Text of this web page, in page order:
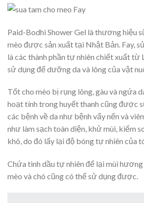
Paid-Bodhi Shower Gel là thương hiệu
mèo được sản xuất tại Nhật Bản. Fay,
là các thành phần tự nhiên chiết xuất từ
sử dụng để dưỡng da và lông của vật
Tốt cho mèo bị rụng lông, gàu và ngứa
hoạt tính trong huyết thanh cũng được
các bệnh về da như bệnh vẩy nến và
như làm sạch toàn diện, khử mùi, kiểm
khô, do đó lấy lại độ bóng tự nhiên của
Chứa tinh dầu tự nhiên để lại mùi
mèo và chó cũng có thể sử dụng được.